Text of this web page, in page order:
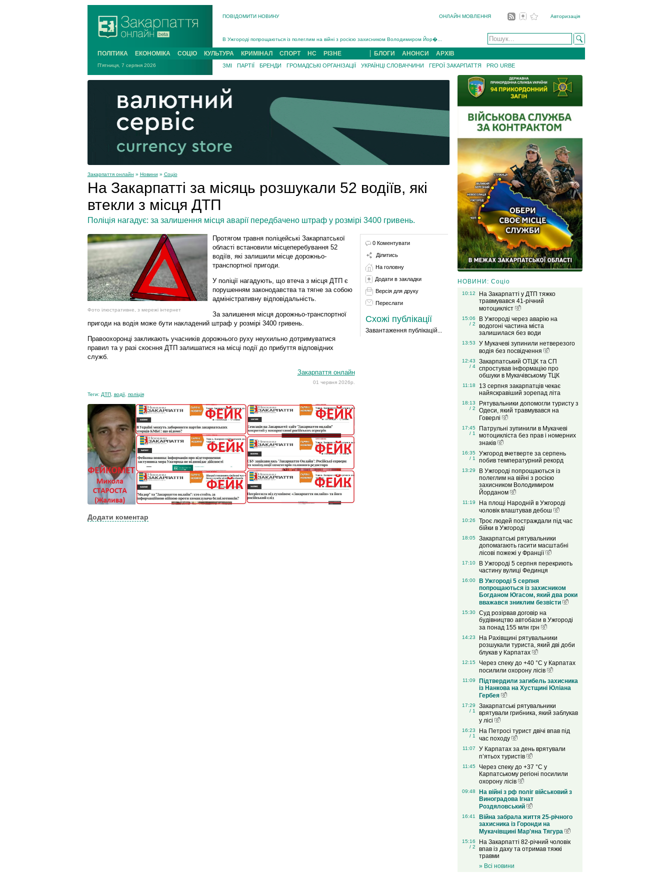
ПОВІДОМИТИ НОВИНУ ОНЛАЙН МОВЛЕННЯ Авторизація
В Ужгороді попрощаються із полеглим на війні з росією захисником Володимиром Йор�...
В Ужгороді 5 серпня попрощаються із захисником Богданом Югасом, який два роки �...
Підтвердили загибель захисника із Нанкова на Хустщині Юліана Гербея (ФОТО)[/gree...
На війні з рф поліг військовий з Виноградова Ігнат Роздяловський (ФОТО)...
На Хустщині внаслідок ДТП за участі трьох авто постраждали 13 людей (ФОТО)...
Інструктора районного ТЦК на Закарпатті судитимуть за обвинувачен...
ПОЛІТИКА ЕКОНОМІКА СОЦІО КУЛЬТУРА КРИМІНАЛ СПОРТ НС РІЗНЕ БЛОГИ АНОНСИ АРХІВ
П'ятниця, 7 серпня 2026 ЗМІ ПАРТІЇ БРЕНДИ ГРОМАДСЬКІ ОРГАНІЗАЦІЇ УКРАЇНЦІ СЛОВАЧЧИНИ ГЕРОЇ ЗАКАРПАТТЯ PRO URBE
Закарпаття онлайн » Новини » Соціо
На Закарпатті за місяць розшукали 52 водіїв, які
втекли з місця ДТП
Поліція нагадує: за залишення місця аварії передбачено штраф у розмірі 3400 гривень.
Фото ілюстративне, з мережі інтернет
Протягом травня поліцейські Закарпатської
області встановили місцеперебування 52
водіїв, які залишили місце дорожньо-
транспортної пригоди.
У поліції нагадують, що втеча з місця ДТП є
порушенням законодавства та тягне за собою
адміністративну відповідальність.
За залишення місця дорожньо-транспортної
пригоди на водія може бути накладений штраф у розмірі 3400 гривень.
Правоохоронці закликають учасників дорожнього руху неухильно дотримуватися
правил та у разі скоєння ДТП залишатися на місці події до прибуття відповідних
служб.
Закарпаття онлайн
01 червня 2026р.
Теги: ДТП, водії, поліція
Додати коментар
0 Коментувати
Ділитись
На головну
Додати в закладки
Версія для друку
Переслати
Схожі публікації
Завантаження публікацій...
НОВИНИ: Соціо
10:12
На Закарпатті у ДТП тяжко
травмувався 41-річний
мотоцикліст
15:06
/ 2
В Ужгороді через аварію на
водогоні частина міста
залишилася без води
13:53
У Мукачеві зупинили нетверезого
водія без посвідчення
12:43
/ 4
Закарпатський ОТЦК та СП
спростував інформацію про
обшуки в Мукачівському ТЦК
11:18
13 серпня закарпатців чекає
найяскравіший зорепад літа
18:13
/ 2
Рятувальники допомогли туристу з
Одеси, який травмувався на
Говерлі
17:45
/ 1
Патрульні зупинили в Мукачеві
мотоцикліста без прав і номерних
знаків
16:35
/ 1
Ужгород вчетверте за серпень
побив температурний рекорд
13:29
В Ужгороді попрощаються із
полеглим на війні з росією
захисником Володимиром
Йорданом
11:19
На площі Народній в Ужгороді
чоловік влаштував дебош
10:26
Троє людей постраждали під час
бійки в Ужгороді
18:05
Закарпатські рятувальники
допомагають гасити масштабні
лісові пожежі у Франції
17:10
В Ужгороді 5 серпня перекриють
частину вулиці Фединця
16:00
В Ужгороді 5 серпня
попрощаються із захисником
Богданом Югасом, який два роки
вважався зниклим безвісти
15:30
Суд розірвав договір на
будівництво автобази в Ужгороді
за понад 155 млн грн
14:23
На Рахівщині рятувальники
розшукали туриста, який дві доби
блукав у Карпатах
12:15
Через спеку до +40 °C у Карпатах
посилили охорону лісів
11:09
Підтвердили загибель захисника
із Нанкова на Хустщині Юліана
Гербея
17:29
/ 1
Закарпатські рятувальники
врятували грибника, який заблукав
у лісі
16:23
/ 1
На Петросі турист двічі впав під
час походу
11:07
У Карпатах за день врятували
п’ятьох туристів
11:45
Через спеку до +37 °C у
Карпатському регіоні посилили
охорону лісів
09:48
На війні з рф поліг військовий з
Виноградова Ігнат
Роздяловський
16:41
Війна забрала життя 25-річного
захисника із Горонди на
Мукачівщині Мар'яна Тягура
15:16
/ 2
На Закарпатті 82-річний чоловік
впав із даху та отримав тяжкі
травми
» Всі новини